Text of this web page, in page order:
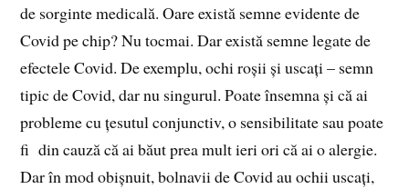
de sorginte medicală. Oare există semne evidente de
Covid pe chip? Nu tocmai. Dar există semne legate de
efectele Covid. De exemplu, ochi roșii și uscați – semn
tipic de Covid, dar nu singurul. Poate însemna și că ai
probleme cu țesutul conjunctiv, o sensibilitate sau poate
fi din cauză că ai băut prea mult ieri ori că ai o alergie.
Dar în mod obișnuit, bolnavii de Covid au ochii uscați,